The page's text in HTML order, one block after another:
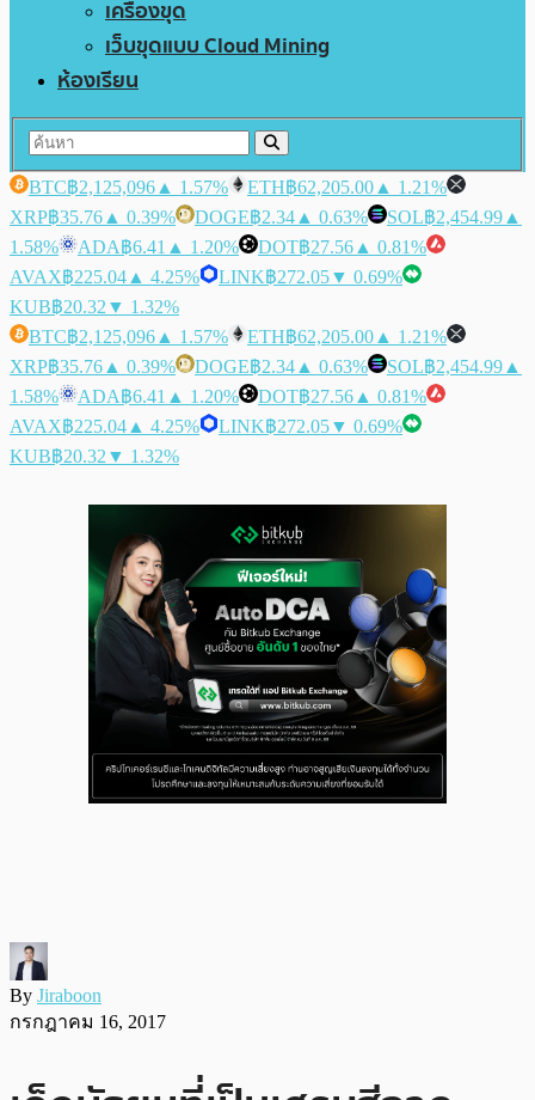
เครื่องขุด
เว็บขุดแบบ Cloud Mining
ห้องเรียน
BTC฿2,125,096 ▲ 1.57% ETH฿62,205.00 ▲ 1.21%
XRP฿35.76 ▲ 0.39% DOGE฿2.34 ▲ 0.63% SOL฿2,454.99 ▲
1.58%
ADA฿6.41 ▲ 1.20% DOT฿27.56 ▲ 0.81%
AVAX฿225.04 ▲ 4.25% LINK฿272.05▼ 0.69%
KUB฿20.32 ▼ 1.32%
BTC฿2,125,096 ▲ 1.57% ETH฿62,205.00 ▲ 1.21%
XRP฿35.76 ▲ 0.39% DOGE฿2.34 ▲ 0.63% SOL฿2,454.99 ▲
1.58%
ADA฿6.41 ▲ 1.20% DOT฿27.56 ▲ 0.81%
AVAX฿225.04 ▲ 4.25% LINK฿272.05▼ 0.69%
KUB฿20.32 ▼ 1.32%
By Jiraboon
กรกฎาคม 16, 2017